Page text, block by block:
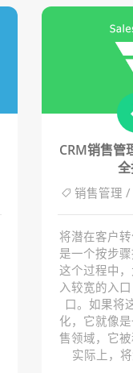
CRM销售管
销售管理 /
将潜在客户转
是一个按步
这个过程中
入较宽的入
口。如果将
化，它就像
售领域，它被
实际上，